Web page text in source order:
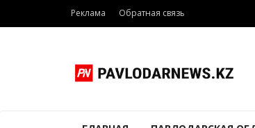
Реклама Обратная связь